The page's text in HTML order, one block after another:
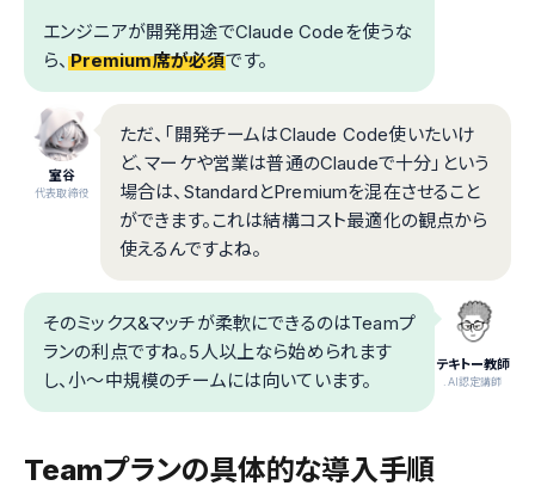
エンジニアが開発用途でClaude Codeを使うな
ら、Premium席が必須です。
室谷
代表取締役
ただ、「開発チームはClaude Code使いたいけ
ど、マーケや営業は普通のClaudeで十分」という
場合は、StandardとPremiumを混在させること
ができます。これは結構コスト最適化の観点から
使えるんですよね。
テキトー教師
.AI認定講師
そのミックス&マッチが柔軟にできるのはTeamプ
ランの利点ですね。5人以上なら始められます
し、小〜中規模のチームには向いています。
Teamプランの具体的な導入手順